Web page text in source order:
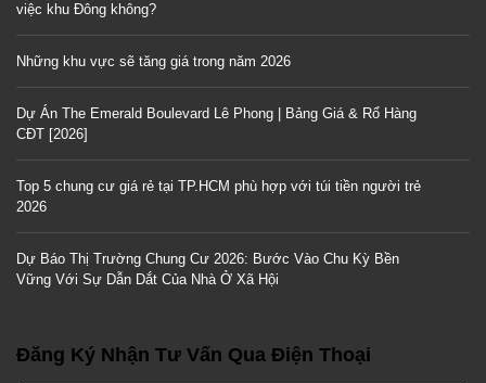
việc khu Đông không?
Những khu vực sẽ tăng giá trong năm 2026
Dự Án The Emerald Boulevard Lê Phong | Bảng Giá & Rổ Hàng
CĐT [2026]
Top 5 chung cư giá rẻ tại TP.HCM phù hợp với túi tiền người trẻ
2026
Dự Báo Thị Trường Chung Cư 2026: Bước Vào Chu Kỳ Bền
Vững Với Sự Dẫn Dắt Của Nhà Ở Xã Hội
Đăng Ký Nhận Tư Vấn Qua Điện Thoại